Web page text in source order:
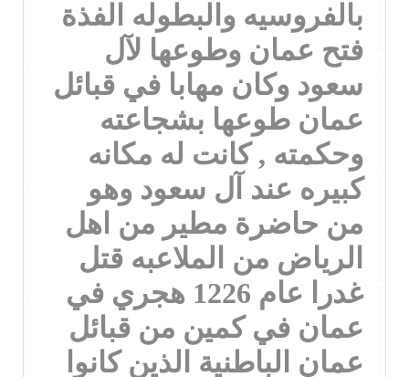
بالفروسيه والبطوله الفذة
فتح عمان وطوعها لآل
سعود وكان مهابا في قبائل
عمان طوعها بشجاعته
وحكمته , كانت له مكانه
كبيره عند آل سعود وهو
من حاضرة مطير من اهل
الرياض من الملاعبه قتل
غدرا عام 1226 هجري في
عمان في كمين من قبائل
عمان الباطنية الذين كانوا